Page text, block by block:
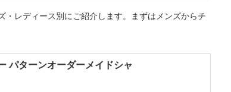
レディース別にご紹介します。まずはメンズからチ
パターンオーダーメイドシャ